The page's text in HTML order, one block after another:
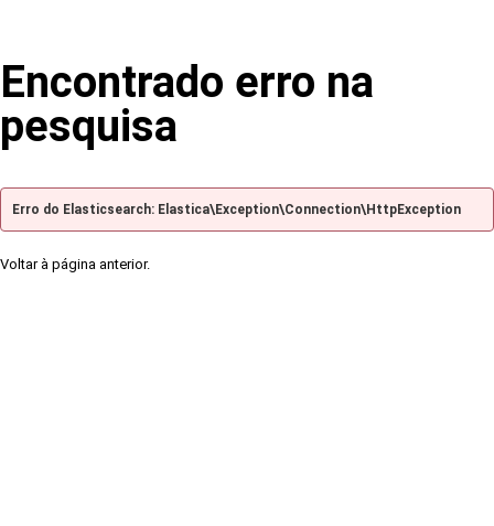
Encontrado erro na
pesquisa
Erro do Elasticsearch: Elastica\Exception\Connection\HttpException
Voltar à página anterior.